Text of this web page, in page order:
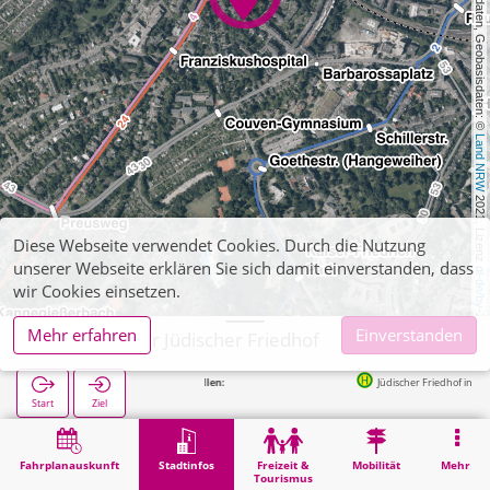
, Kartendaten, Geobasisdaten: ©
Land NRW
2021, Lizenz
dl-de/by-2-0
Fahrplanauskunft Stadtinfos
Freizeit &
Tourismus
Mobilität Mehr
Aachen, alter Jüdischer Friedhof
Start Ziel
Jüdischer Friedhof in 88m
Stadtinfos Aachen, alter Jüdischer Friedhof
Diese Webseite verwendet Cookies. Durch die Nutzung
unserer Webseite erklären Sie sich damit einverstanden, dass
wir Cookies einsetzen.
Mehr erfahren
Einverstanden